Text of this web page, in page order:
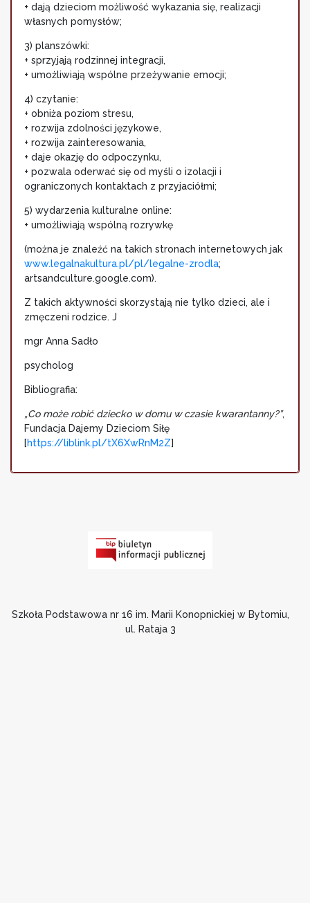
+ dają dzieciom możliwość wykazania się, realizacji
własnych pomysłów;
3) planszówki:
+ sprzyjają rodzinnej integracji,
+ umożliwiają wspólne przeżywanie emocji;
4) czytanie:
+ obniża poziom stresu,
+ rozwija zdolności językowe,
+ rozwija zainteresowania,
+ daje okazję do odpoczynku,
+ pozwala oderwać się od myśli o izolacji i
ograniczonych kontaktach z przyjaciółmi;
5) wydarzenia kulturalne online:
+ umożliwiają wspólną rozrywkę
(można je znaleźć na takich stronach internetowych jak
www.legalnakultura.pl/pl/legalne-zrodla;
artsandculture.google.com).
Z takich aktywności skorzystają nie tylko dzieci, ale i
zmęczeni rodzice. J
mgr Anna Sadło
psycholog
Bibliografia:
„Co może robić dziecko w domu w czasie kwarantanny?”,
Fundacja Dajemy Dzieciom Siłę
[https://liblink.pl/tX6XwRnM2Z]
Szkoła Podstawowa nr 16 im. Marii Konopnickiej w Bytomiu,
ul. Rataja 3